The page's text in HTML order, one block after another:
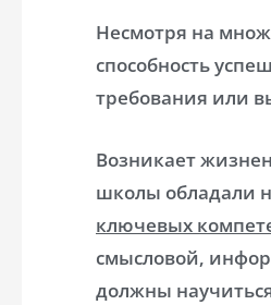
Несмотря на
способность
требования или
Возникает
школы обладали
ключевых
смысловой,
должны